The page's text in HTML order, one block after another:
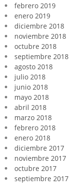
febrero 2019
enero 2019
diciembre 2018
noviembre 2018
octubre 2018
septiembre 2018
agosto 2018
julio 2018
junio 2018
mayo 2018
abril 2018
marzo 2018
febrero 2018
enero 2018
diciembre 2017
noviembre 2017
octubre 2017
septiembre 2017